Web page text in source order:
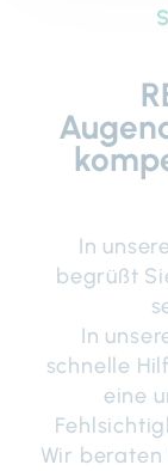
In
begrüßt
In
schnelle
eine
Wir